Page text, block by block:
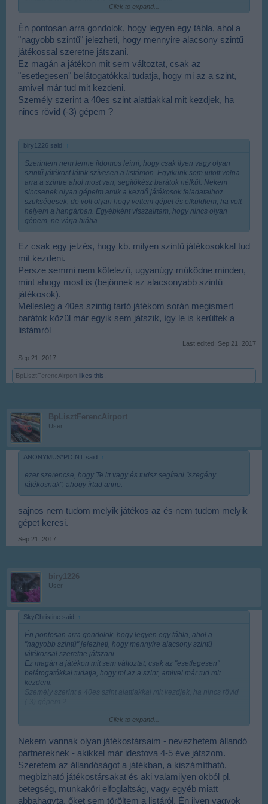
Emlékszem, amikor még 30-valahányas szinten voltam, naná, hogy
előbbre lépni, de az is igaz, hogy azért nem voltam ilyen szemtelen,
mint manapság egyesek.
Szerencsére azért mindig akadt egy-
egy jóbarát, aki segített, és erről nem szoktam elfeledkezni most,
hogy már 70 felett járok (öregszünk
).
Click to expand...
Én pontosan arra gondolok, hogy legyen egy tábla, ahol a
"nagyobb szintű" jelezheti, hogy mennyire alacsony szintű
játékossal szeretne játszani.
Ez magán a játékon mit sem változtat, csak az
"esetlegesen" belátogatókkal tudatja, hogy mi az a szint,
amivel már tud mit kezdeni.
Személy szerint a 40es szint alattiakkal mit kezdjek, ha
nincs rövid (-3) gépem ?
biry1226 said: ↑
Szerintem nem lenne ildomos leírni, hogy csak ilyen vagy olyan
szintű játékost látok szívesen a listámon. Egyikünk sem jutott volna
arra a szintre ahol most van, segítőkész barátok nélkül. Nekem
sincsenek olyan gépeim amik a kezdő játékosok feladataihoz
szükségesek, de volt olyan hogy vettem gépet és elküldtem, ha volt
helyem a hangárban. Egyébként visszaírtam, hogy nincs olyan
gépem, ne várja hiába.
Ez csak egy jelzés, hogy kb. milyen szintű játékosokkal tud
mit kezdeni.
Persze semmi nem kötelező, ugyanúgy működne minden,
mint ahogy most is (bejönnek az alacsonyabb szintű
játékosok).
Mellesleg a 40es szintig tartó játékom során megismert
barátok közül már egyik sem játszik, így le is kerültek a
listámról
Last edited: Sep 21, 2017
Sep 21, 2017
BpLisztFerencAirport likes this.
BpLisztFerencAirport
User
ANONYMUS*POINT said: ↑
ezer szerencse, hogy Te itt vagy és tudsz segíteni "szegény
játékosnak", ahogy írtad anno.
sajnos nem tudom melyik játékos az és nem tudom melyik
gépet keresi.
Sep 21, 2017
biry1226
User
SkyChristine said: ↑
Én pontosan arra gondolok, hogy legyen egy tábla, ahol a
"nagyobb szintű" jelezheti, hogy mennyire alacsony szintű
játékossal szeretne játszani.
Ez magán a játékon mit sem változtat, csak az "esetlegesen"
belátogatókkal tudatja, hogy mi az a szint, amivel már tud mit
kezdeni.
Személy szerint a 40es szint alattiakkal mit kezdjek, ha nincs rövid
Ez csak egy jelzés, hogy kb. milyen szintű játékosokkal tud mit
kezdeni.
Persze semmi nem kötelező, ugyanúgy működne minden, mint
ahogy most is (bejönnek az alacsonyabb szintű játékosok).
Mellesleg a 40es szintig tartó játékom során megismert barátok
közül már egyik sem játszik, így le is kerültek a listámról
Click to expand...
Nekem vannak olyan játékostársaim - nevezhetem állandó
partnereknek - akikkel már idestova 4-5 éve játszom.
Szeretem az állandóságot a játékban, a kiszámítható,
megbízható játékostársakat és aki valamilyen okból pl.
betegség, munkaköri elfoglaltság, vagy egyéb miatt
abbahagyta, őket sem töröltem a listáról. Én ilyen vagyok